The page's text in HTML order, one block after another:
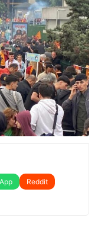
Reddit